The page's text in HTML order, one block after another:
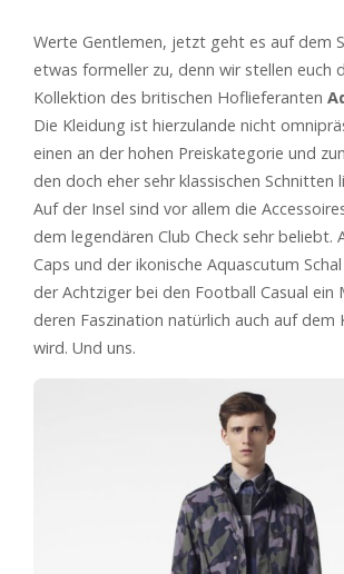
Werte Gentlemen, jetzt geht es auf dem
etwas formeller zu, denn wir stellen euch
Kollektion des britischen Hoflieferanten
Die Kleidung ist hierzulande nicht
einen an der hohen Preiskategorie und
den doch eher sehr klassischen Schnitten
Auf der Insel sind vor allem die
dem legendären Club Check sehr beliebt.
Caps und der ikonische Aquascutum
der Achtziger bei den Football Casual ein
deren Faszination natürlich auch auf
wird. Und uns.